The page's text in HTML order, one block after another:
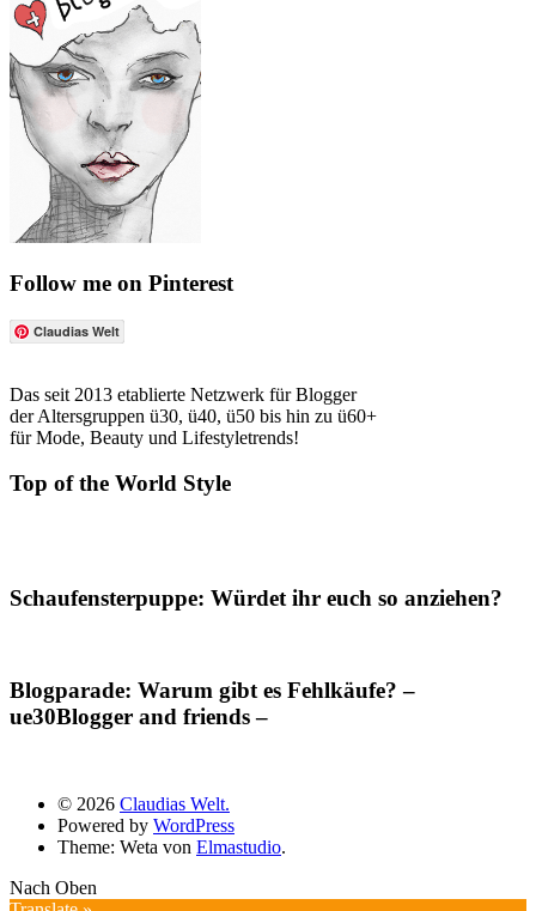
Follow me on Pinterest
Claudias Welt
Das seit 2013 etablierte Netzwerk für Blogger
der Altersgruppen ü30, ü40, ü50 bis hin zu ü60+
für Mode, Beauty und Lifestyletrends!
Top of the World Style
Schaufensterpuppe: Würdet ihr euch so anziehen?
Blogparade: Warum gibt es Fehlkäufe? –
ue30Blogger and friends –
© 2026 Claudias Welt.
Powered by WordPress
Theme: Weta von Elmastudio.
Nach Oben